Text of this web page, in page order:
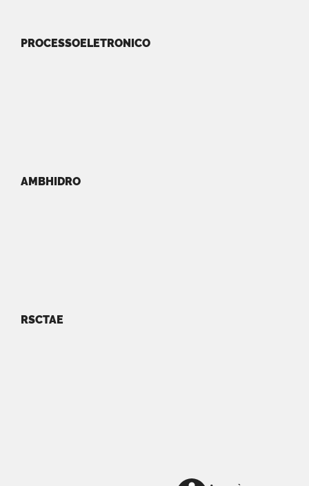
PROCESSOELETRONICO
AMBHIDRO
RSCTAE